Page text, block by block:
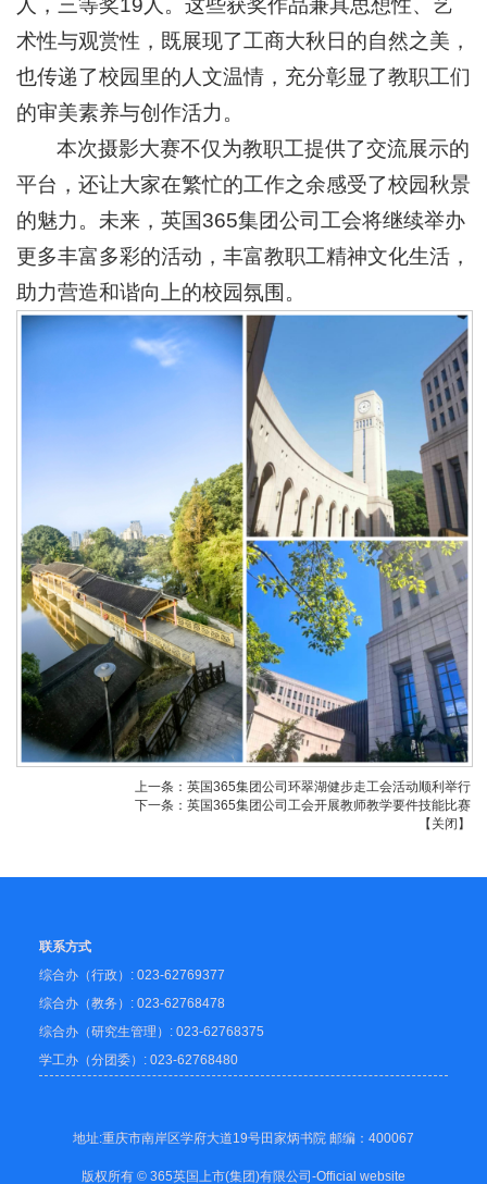
人，三等奖19人。这些获奖作品兼具思想性、艺
术性与观赏性，既展现了工商大秋日的自然之美，
也传递了校园里的人文温情，充分彰显了教职工们
的审美素养与创作活力。
本次摄影大赛不仅为教职工提供了交流展示的
平台，还让大家在繁忙的工作之余感受了校园秋景
的魅力。未来，英国365集团公司工会将继续举办
更多丰富多彩的活动，丰富教职工精神文化生活，
助力营造和谐向上的校园氛围。
上一条： 英国365集团公司环翠湖健步走工会活动顺利举行
下一条： 英国365集团公司工会开展教师教学要件技能比赛
【 关闭 】
联系方式
综合办（行政）: 023-62769377
综合办（教务）: 023-62768478
综合办（研究生管理）: 023-62768375
学工办（分团委）: 023-62768480
地址:重庆市南岸区学府大道19号田家炳书院 邮编：400067
版权所有 © 365英国上市(集团)有限公司-Official website